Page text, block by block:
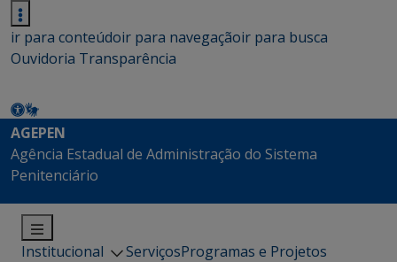
ir para conteúdoir para navegaçãoir para busca
Ouvidoria Transparência
AGEPEN
Agência Estadual de Administração do Sistema
Penitenciário
Institucional ServiçosProgramas e Projetos